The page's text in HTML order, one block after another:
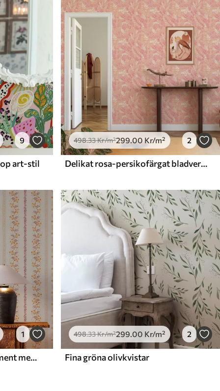
9
art-stil
498.33Kr/m²299.00 Kr/m² 2
Delikat rosa-persikofärgat bladverk med en mjuk färgskimmer
1
Delikat geometriskt ornament med blommor och växter
498.33Kr/m²299.00 Kr/m² 2
Fina gröna olivkvistar